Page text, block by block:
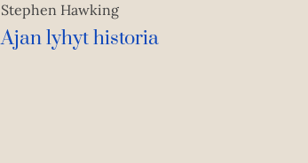
Stephen Hawking
Ajan lyhyt historia